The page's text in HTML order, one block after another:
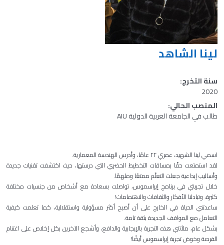
لينا الشاهد
سنة التخرج:
2020
المنصب الحالي:
طالب في الجامعة العربية الدولية AIU
اسمي لينا الشهيد، عمري ٢٢ عامًا، وأدرس الهندسة المعمارية.
لقد استمتعت حقًا بمساقات التخطيط الحضري التي درستها، حيث اكتشفت تقنيات جديدة
وأساليب إبداعية جعلت التعلّم ممتعًا وملهمًا.
خلال تجربتي في برنامج إيراسموس، تواصلت بسعادة مع أشخاص من جنسيات مختلفة
كثيرة، وتبادلنا الأفكار والثقافات والاهتمامات!
ساعدتني الحياة في الخارج على أن أصبح أكثر مسؤولية واستقلالية، كما تعلمت كيفية
التعامل مع المواقف الجديدة بثقة تامة.
بشكل عام، ملأتني هذه التجربة بالإيجابية والدافع، وأشجع الآخرين بكل إخلاص على اغتنام
الفرصة وخوض تجربة إيراسموس أيضًا!